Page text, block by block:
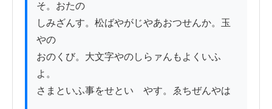
そ。おたの
しみざんす。松ばやがじやあおつせんか。玉
やの
おのくび。大文字やのしらァんもよくいふ
よ。
さまといふ事をせといゝやす。ゑちぜんやは